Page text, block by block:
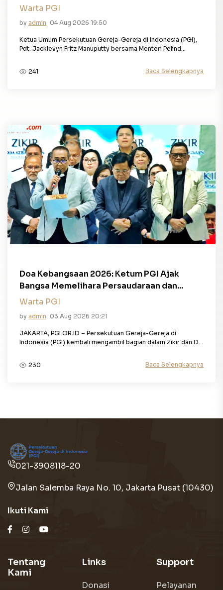
Warta PGI
by admin 04 Aug 2026 19:50
Ketua Umum Persekutuan Gereja-Gereja di Indonesia (PGI),
Pdt. Jacklevyn Fritz Manuputty bersama Menteri Pelind...
241 Baca Selengkapnya
Doa Kebangsaan 2026: Ketum PGI Ajak
Bangsa Memelihara Persaudaraan dan...
Warta PGI
by admin 03 Aug 2026 20:21
JAKARTA, PGI.OR.ID – Persekutuan Gereja-Gereja di
Indonesia (PGI) kembali mengambil bagian dalam Zikir dan D...
230 Baca Selengkapnya
021-3908118-20
Jalan Salemba Raya No. 10, Jakarta Pusat (10430)
Ikuti Kami
Tentang
Kami
Links
Donasi
Support
Pelayanan